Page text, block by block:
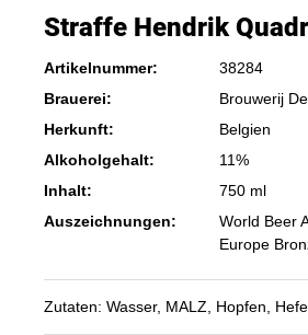
Straffe Hendrik
Artikelnummer:
38284
Brauerei:
Brouwerij
Herkunft:
Belgien
Alkoholgehalt:
11%
Inhalt:
750 ml
Auszeichnungen:
World Beer
Europe
Zutaten: Wasser, MALZ, Hopfen, Hefe